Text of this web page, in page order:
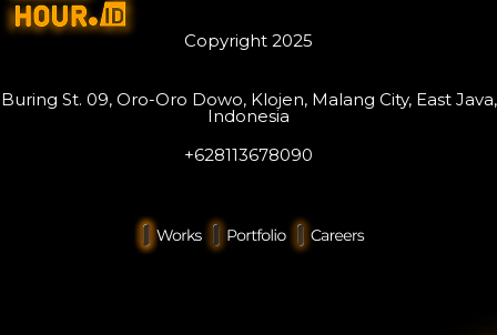
Copyright 2025
Buring St. 09, Oro-Oro Dowo, Klojen, Malang City, East Java,
Indonesia
+628113678090